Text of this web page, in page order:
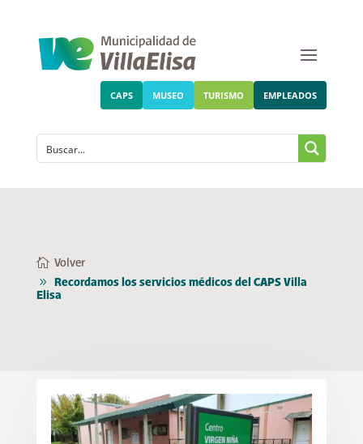
CAPS MUSEO TURISMO EMPLEADOS
Volver
Recordamos los servicios médicos del CAPS Villa
Elisa